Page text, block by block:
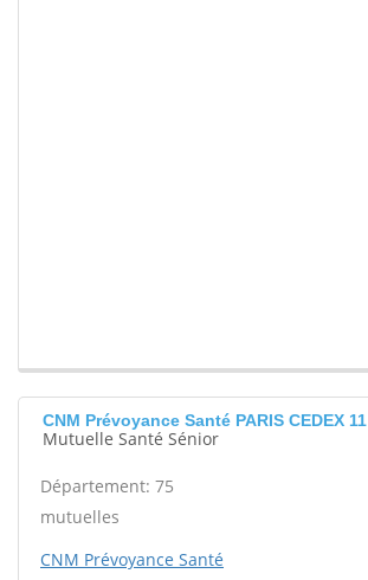
CNM Prévoyance Santé PARIS CEDEX 11
Mutuelle Santé Sénior
Département: 75
mutuelles
CNM Prévoyance Santé